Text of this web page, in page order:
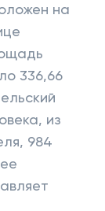
на
336,66
из
984